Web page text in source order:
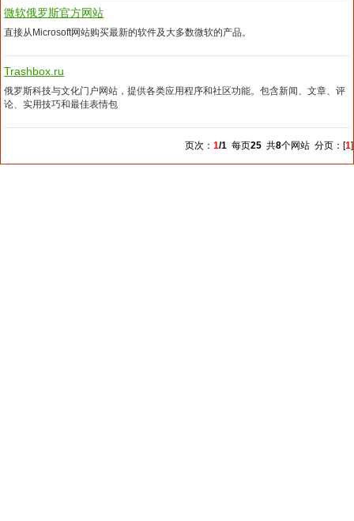
微软俄罗斯官方网站
直接从Microsoft网站购买最新的软件及大多数微软的产品。
Trashbox.ru
俄罗斯科技与文化门户网站，提供各类应用程序和社区功能。包含新闻、文章、评
论、实用技巧和最佳表情包
页次： 1/1 每页25 共8个网站 分页：[1]